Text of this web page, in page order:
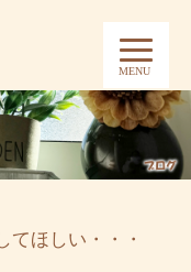
MENU
てほしい・・・